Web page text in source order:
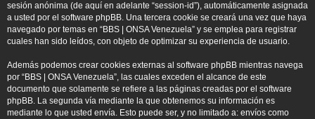
sesión anónima (de aquí en adelante “session-id”), automáticamente asignada
a usted por el software phpBB. Una tercera cookie se creará una vez que haya
navegado por temas en “BBS | ONSA Venezuela” y se emplea para registrar
cuales han sido leídos, con objeto de optimizar su experiencia de usuario.
Además podemos crear cookies externas al software phpBB mientras navega
por “BBS | ONSA Venezuela”, las cuales exceden el alcance de este
documento que solamente se refiere a las páginas creadas por el software
phpBB. La segunda vía mediante la que obtenemos su información es
mediante lo que usted envía. Esto puede ser, y no limitado a: envíos como